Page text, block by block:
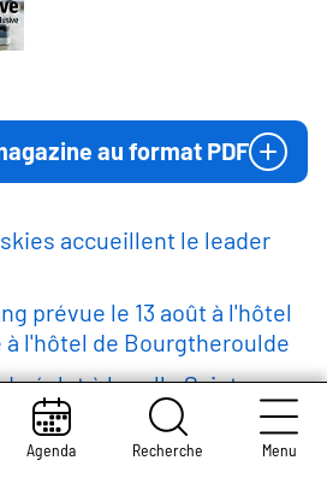
Agenda Recherche Menu
au format PDF
accueillent le leader
prévue le 13 août à l'hôtel
à l'hôtel de Bourgtheroulde
éclot à la salle Sainte-
12 août : rendez-vous pont